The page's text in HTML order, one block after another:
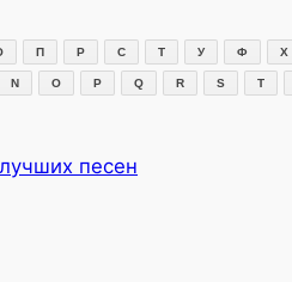
П Р С Т У Ф Х
N O P Q R S T
песен